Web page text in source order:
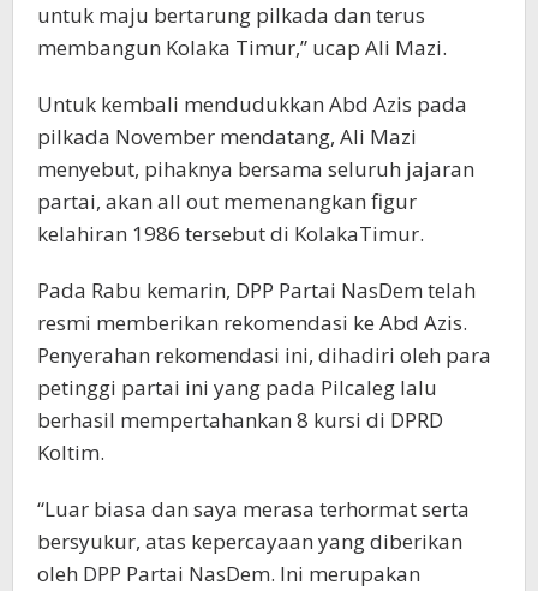
untuk maju bertarung pilkada dan terus
membangun Kolaka Timur,” ucap Ali Mazi.
Untuk kembali mendudukkan Abd Azis pada
pilkada November mendatang, Ali Mazi
menyebut, pihaknya bersama seluruh jajaran
partai, akan all out memenangkan figur
kelahiran 1986 tersebut di KolakaTimur.
Pada Rabu kemarin, DPP Partai NasDem telah
resmi memberikan rekomendasi ke Abd Azis.
Penyerahan rekomendasi ini, dihadiri oleh para
petinggi partai ini yang pada Pilcaleg lalu
berhasil mempertahankan 8 kursi di DPRD
Koltim.
“Luar biasa dan saya merasa terhormat serta
bersyukur, atas kepercayaan yang diberikan
oleh DPP Partai NasDem. Ini merupakan